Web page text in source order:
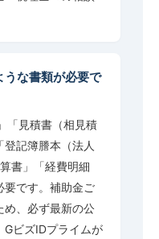
うな書類が必要で
「見積書（相見積
記簿謄本（法人
書」「経費明細
要です。補助金ご
め、必ず最新の公
GビズIDプライムが